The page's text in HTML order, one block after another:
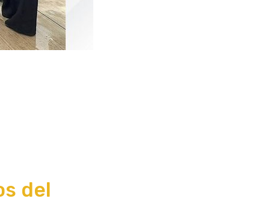
del